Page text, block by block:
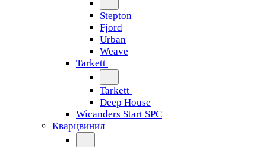
Stepton
Fjord
Urban
Weave
Tarkett
Tarkett
Deep House
Wicanders Start SPC
Кварцвинил